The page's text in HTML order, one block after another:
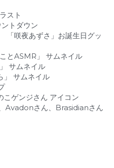
スト
トダウン
「咲夜あずさ」お誕生日グッ
とASMR」 サムネイル
サムネイル
」 サムネイル
ゲンジさん アイコン
Avadonさん、Brasidianさん